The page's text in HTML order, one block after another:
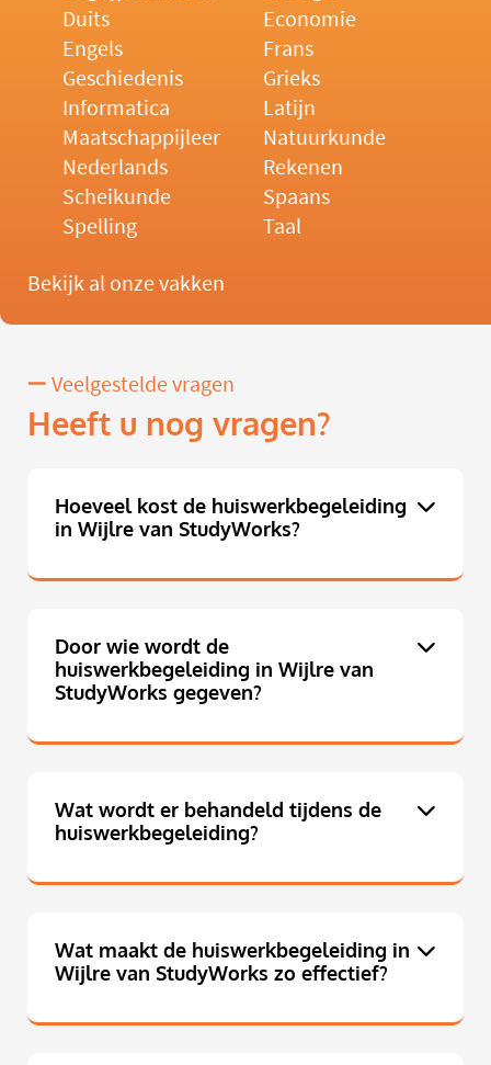
Duits
Economie
Engels
Frans
Geschiedenis
Grieks
Informatica
Latijn
Maatschappijleer
Natuurkunde
Nederlands
Rekenen
Scheikunde
Spaans
Spelling
Taal
Bekijk al onze vakken
Veelgestelde vragen
Heeft u nog vragen?
Hoeveel kost de huiswerkbegeleiding
in Wijlre van StudyWorks?
Door wie wordt de
huiswerkbegeleiding in Wijlre van
StudyWorks gegeven?
Wat wordt er behandeld tijdens de
huiswerkbegeleiding?
Wat maakt de huiswerkbegeleiding in
Wijlre van StudyWorks zo effectief?